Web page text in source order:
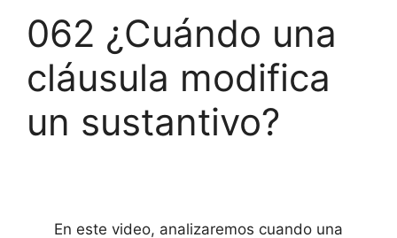
062 ¿Cuándo una
cláusula modifica
un sustantivo?
En este video, analizaremos cuando una